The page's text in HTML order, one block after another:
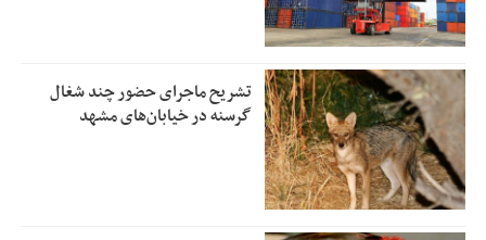
تشریح ماجرای حضور چند شغال
گرسنه در خیابان‌های مشهد